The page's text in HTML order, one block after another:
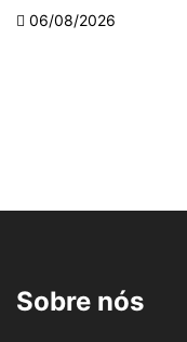
06/08/2026
Sobre nós